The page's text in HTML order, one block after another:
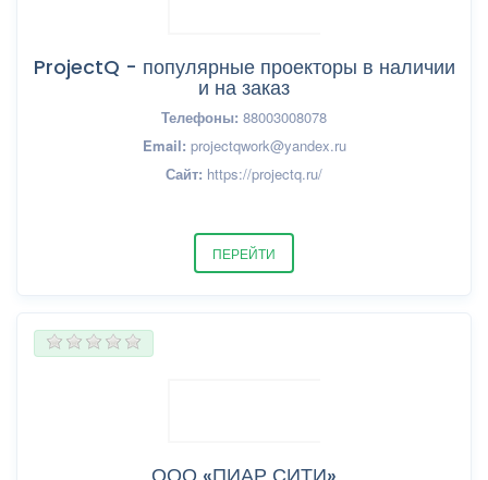
ProjectQ - популярные проекторы в наличии
и на заказ
Телефоны: 88003008078
Email: projectqwork@yandex.ru
Сайт: https://projectq.ru/
ПЕРЕЙТИ
ООО «ПИАР СИТИ»